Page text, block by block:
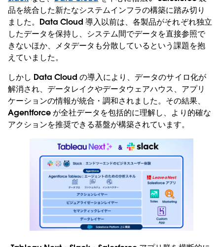
品を統合した新たなシステムインフラの構築に踏み切り
ました。Data Cloud 導入以前は、各製品がそれぞれ独立
したデータを保持し、システム間でデータを直接参照で
きないほか、メタデータも分散しているという課題を抱
えていました。
しかし Data Cloud の導入により、データのサイロ化が
解消され、データレイクやデータウェアハウス、アプリ
ケーションの情報が統合・調和されました。その結果、
Agentforce が全社データを包括的に理解し、より的確な
アクションを推奨できる基盤が構築されています。